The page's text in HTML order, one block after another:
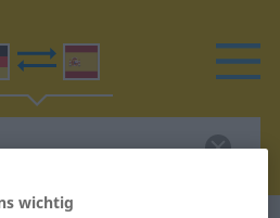
wichtig